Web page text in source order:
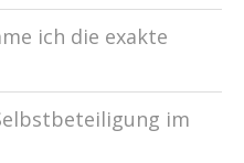
ich die exakte
im